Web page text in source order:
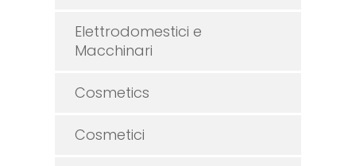
Elettrodomestici e
Macchinari
Cosmetics
Cosmetici